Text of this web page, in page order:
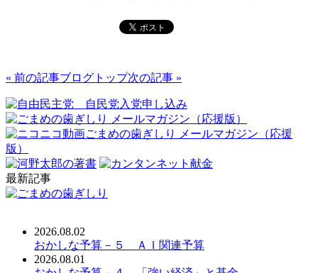
« 前の記事ブログトップ次の記事 »
最新記事
2026.08.02
おかしな予算－５ ＡＩ関連予算
2026.08.01